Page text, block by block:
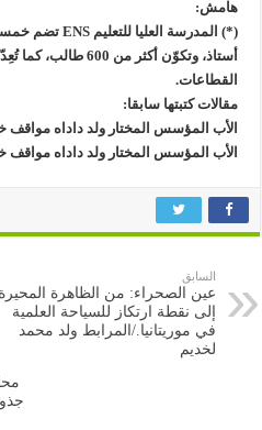
هامش:
أستاذ، وتكوّن أكثر
القطاعات.
مقالات كتبتها سابقا:
الأب المؤسس المختار ولد داداه مواقف
الأب المؤسس المختار ولد داداه مواقف
السابق
عين الصحراء: من الظاهرة المحيرة
إلى نقطة ارتكاز للسياحة العلمية
في موريتانيا./المرابط ولد محمد
لخديم